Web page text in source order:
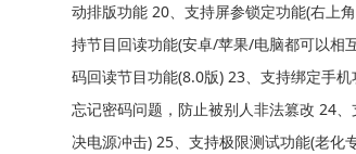
动排版功能 20、支持屏参锁定功能(右上
持节目回读功能(安卓/苹果/电脑都可以相
码回读节目功能(8.0版) 23、支持绑定手
忘记密码问题，防止被别人非法篡改 24
决电源冲击) 25、支持极限测试功能(老化